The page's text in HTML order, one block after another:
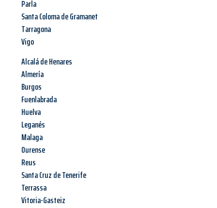
Parla
Santa Coloma de Gramanet
Tarragona
Vigo
Alcalá de Henares
Almería
Burgos
Fuenlabrada
Huelva
Leganés
Malaga
Ourense
Reus
Santa Cruz de Tenerife
Terrassa
Vitoria-Gasteiz